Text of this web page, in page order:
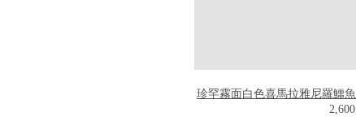
珍罕霧面白色喜馬拉雅尼羅鱷